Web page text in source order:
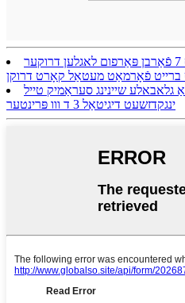
3321 ל ווו גרויס גרייס 7 פֿאַרבן פּאַרפום לאגלען דרוקער
ברייט פֿאָרמאַט מעטאַל קאָרט דרוקן
גלאבאלע שיינינג סעראַמיק טייל
ינגקדזשעט דיגיטאַל 3 ד ווו פּרינטער